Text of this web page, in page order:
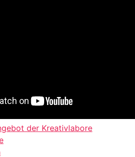
der Kreativlabore